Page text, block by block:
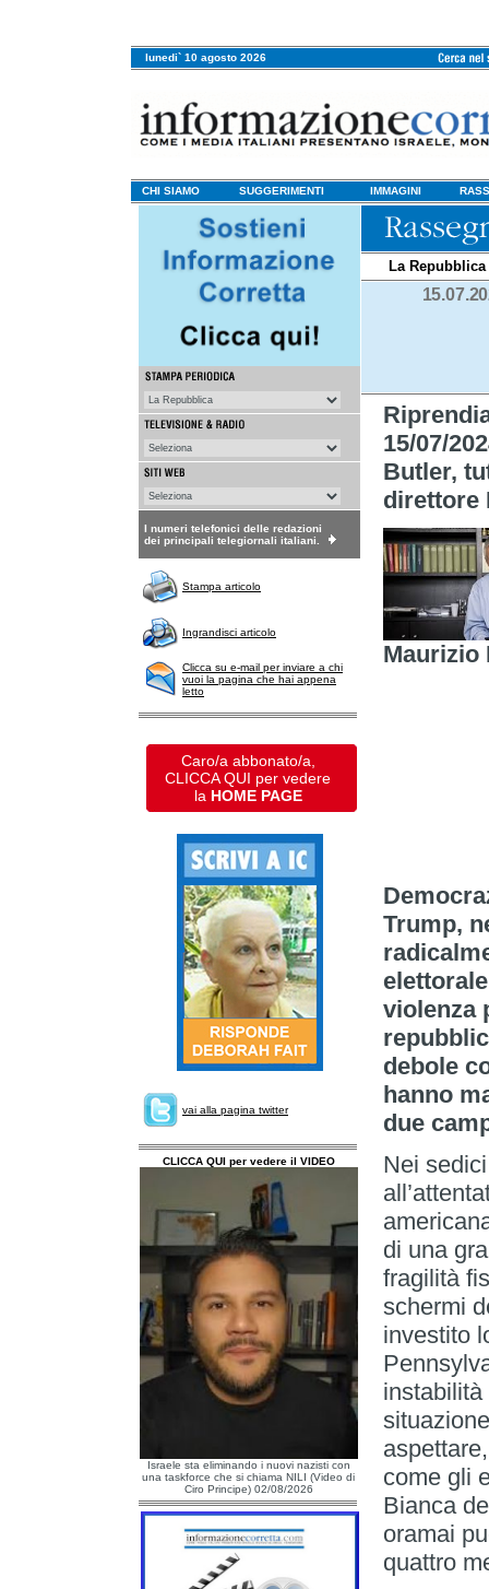
lunedi` 10 agosto 2026
CHI SIAMO SUGGERIMENTI IMMAGINI
I numeri telefonici delle redazioni
dei principali telegiornali italiani.
Stampa articolo
Ingrandisci articolo
Clicca su e-mail per inviare a chi
vuoi la pagina che hai appena
letto
Caro/a abbonato/a,
CLICCA QUI per vedere
la HOME PAGE
vai alla pagina twitter
CLICCA QUI per vedere il VIDEO
Israele sta eliminando i nuovi nazisti con
una taskforce che si chiama NILI (Video di
Ciro Principe) 02/08/2026
La Repubblica
15/07/
Butler,
direttore
Maurizio
Trump,
violenza
debole
hanno
due
Nei
di una
fragilità
schermi
investito
come gli
Bianca
oramai
quattro